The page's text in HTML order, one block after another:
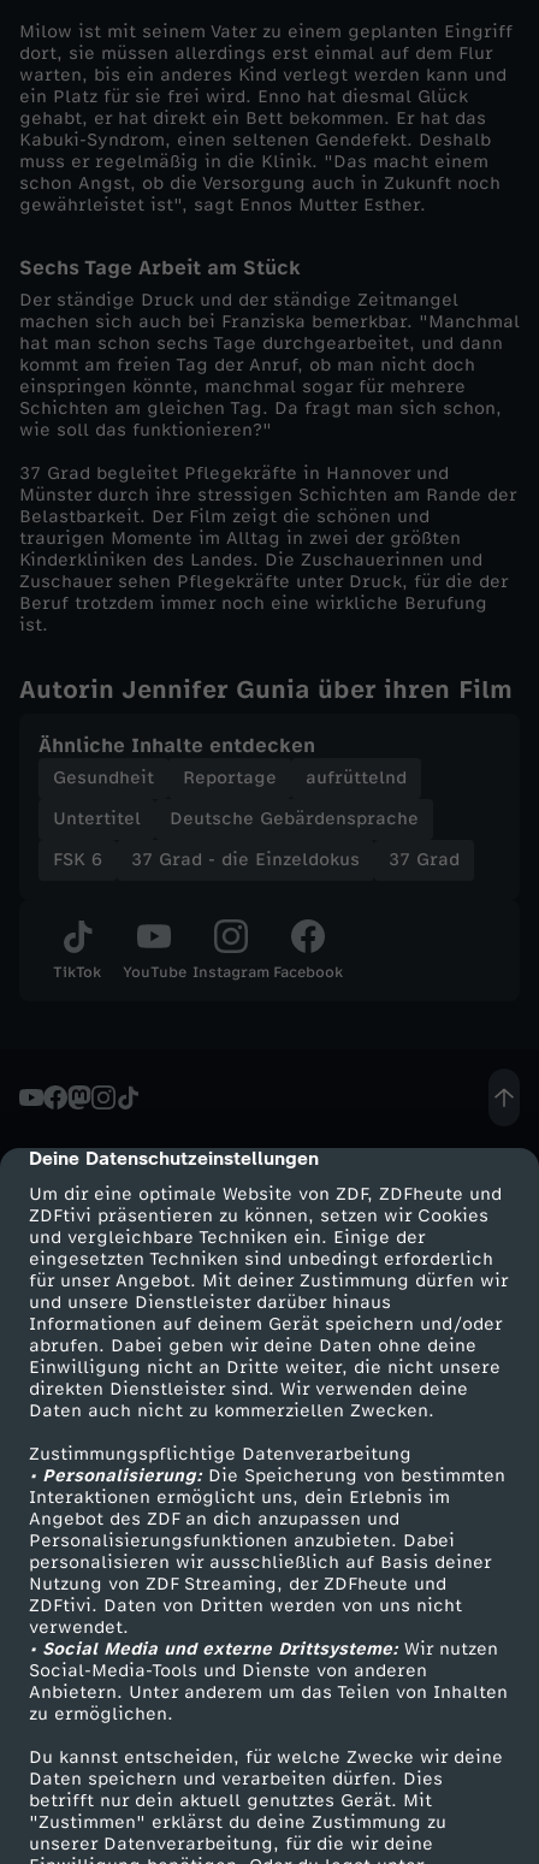
cmp-dialog-description
Deine Datenschutzeinstellungen
Um dir eine optimale Website von ZDF, ZDFheute und
ZDFtivi präsentieren zu können, setzen wir Cookies
und vergleichbare Techniken ein. Einige der
eingesetzten Techniken sind unbedingt erforderlich
für unser Angebot. Mit deiner Zustimmung dürfen wir
und unsere Dienstleister darüber hinaus
Informationen auf deinem Gerät speichern und/oder
abrufen. Dabei geben wir deine Daten ohne deine
Einwilligung nicht an Dritte weiter, die nicht unsere
direkten Dienstleister sind. Wir verwenden deine
Daten auch nicht zu kommerziellen Zwecken.
Zustimmungspflichtige Datenverarbeitung
• Personalisierung:Die Speicherung von bestimmten
Interaktionen ermöglicht uns, dein Erlebnis im
Angebot des ZDF an dich anzupassen und
Personalisierungsfunktionen anzubieten. Dabei
personalisieren wir ausschließlich auf Basis deiner
Nutzung von ZDF Streaming, der ZDFheute und
ZDFtivi. Daten von Dritten werden von uns nicht
verwendet.
• Social Media und externe Drittsysteme:Wir nutzen
Social-Media-Tools und Dienste von anderen
Anbietern. Unter anderem um das Teilen von Inhalten
zu ermöglichen.
Du kannst entscheiden, für welche Zwecke wir deine
Daten speichern und verarbeiten dürfen. Dies
betrifft nur dein aktuell genutztes Gerät. Mit
"Zustimmen" erklärst du deine Zustimmung zu
unserer Datenverarbeitung, für die wir deine
Milow ist mit seinem Vater zu einem geplanten Eingriff
dort, sie müssen allerdings erst einmal auf dem Flur
warten, bis ein anderes Kind verlegt werden kann und
ein Platz für sie frei wird. Enno hat diesmal Glück
gehabt, er hat direkt ein Bett bekommen. Er hat das
Kabuki-Syndrom, einen seltenen Gendefekt. Deshalb
muss er regelmäßig in die Klinik. "Das macht einem
schon Angst, ob die Versorgung auch in Zukunft noch
gewährleistet ist", sagt Ennos Mutter Esther.
Sechs Tage Arbeit am Stück
Der ständige Druck und der ständige Zeitmangel
machen sich auch bei Franziska bemerkbar. "Manchmal
hat man schon sechs Tage durchgearbeitet, und dann
kommt am freien Tag der Anruf, ob man nicht doch
einspringen könnte, manchmal sogar für mehrere
Schichten am gleichen Tag. Da fragt man sich schon,
wie soll das funktionieren?"
37 Grad begleitet Pflegekräfte in Hannover und
Münster durch ihre stressigen Schichten am Rande der
Belastbarkeit. Der Film zeigt die schönen und
traurigen Momente im Alltag in zwei der größten
Kinderkliniken des Landes. Die Zuschauerinnen und
Zuschauer sehen Pflegekräfte unter Druck, für die der
Beruf trotzdem immer noch eine wirkliche Berufung
ist.
Autorin Jennifer Gunia über ihren Film
Ähnliche Inhalte entdecken
Gesundheit Reportage
aufrüttelnd
Untertitel
Deutsche Gebärdensprache
FSK 6
37 Grad - die Einzeldokus 37 Grad
TikTok YouTube Instagram Facebook
Mehr ZDF
ZDF-Apps
Smart TV
ZDFtext
Livestreams
Sendungen A-Z
TV-Programm
Service
ZDFmitreden
Kontakt zum ZDF
Tickets
Zuschauerservice
Hilfe
ZDF Unternehmen
Karriere
ZDF goes Schule
Werbefernsehen
Mainzelmännchen